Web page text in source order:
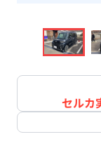
セルカ